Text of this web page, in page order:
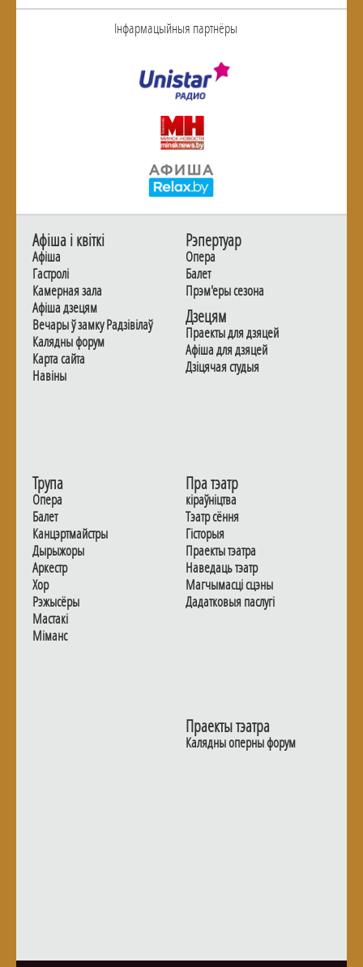
Інфармацыйныя партнёры
Афiша i квiткi
Афiша
Гастролi
Камерная зала
Афiша дзецям
Вечары ў замку Радзiвiлаў
Калядны форум
Карта сайта
Навiны
Рэпертуар
Опера
Балет
Прэм'еры сезона
Дзецям
Праекты для дзяцей
Афiша для дзяцей
Дзiцячая студыя
Трупа
Опера
Балет
Канцэртмайстры
Дырыжоры
Аркестр
Хор
Рэжысёры
Мастакі
Мiманс
Пра тэатр
кіраўніцтва
Тэатр сёння
Гiсторыя
Праекты тэатра
Наведаць тэатр
Магчымасцi сцэны
Дадаткoвыя паслугi
Праекты тэатра
Калядны оперны форум